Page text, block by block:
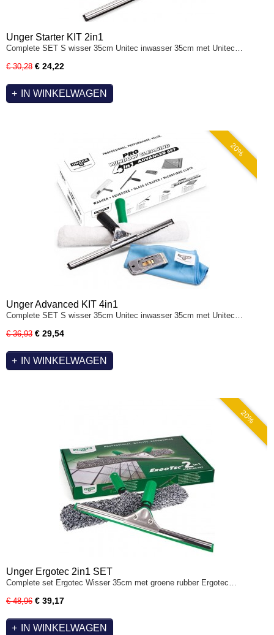
Unger Starter KIT 2in1
Complete SET S wisser 35cm Unitec inwasser 35cm met Unitec…
€ 30,28 € 24,22
IN WINKELWAGEN
20%
Unger Advanced KIT 4in1
Complete SET S wisser 35cm Unitec inwasser 35cm met Unitec…
€ 36,93 € 29,54
IN WINKELWAGEN
20%
Unger Ergotec 2in1 SET
Complete set Ergotec Wisser 35cm met groene rubber Ergotec…
€ 48,96 € 39,17
IN WINKELWAGEN